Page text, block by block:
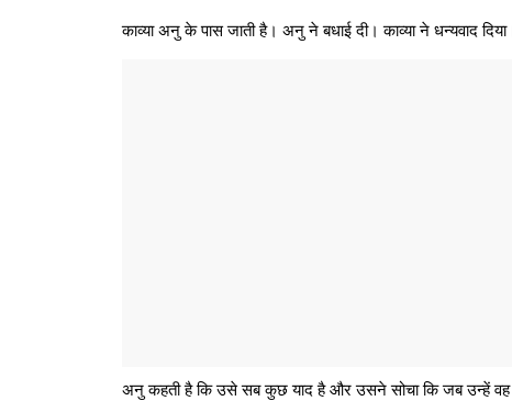
काव्या अनु के पास जाती है। अनु ने बधाई दी। काव्या ने धन्यवाद
अनु कहती है कि उसे सब कुछ याद है और उसने सोचा कि जब उन्हें वह